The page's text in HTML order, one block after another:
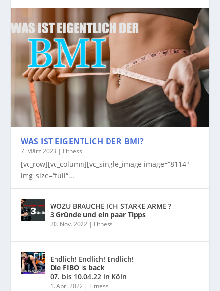
WAS IST EIGENTLICH DER BMI?
7. März 2023 | Fitness
[vc_row][vc_column][vc_single_image image=“8114″
img_size=“full“...
WOZU BRAUCHE ICH STARKE ARME ?
3 Gründe und ein paar Tipps
20. Nov. 2022 | Fitness
Endlich! Endlich! Endlich!
Die FIBO is back
07. bis 10.04.22 in Köln
1. Apr. 2022 | Fitness